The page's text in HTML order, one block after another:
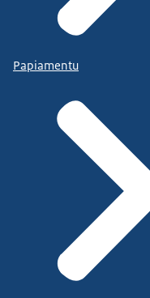
Papiamentu